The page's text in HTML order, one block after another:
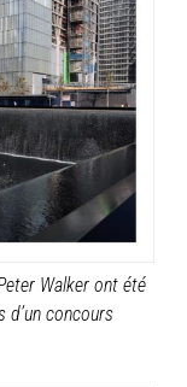
Walker ont été
concours